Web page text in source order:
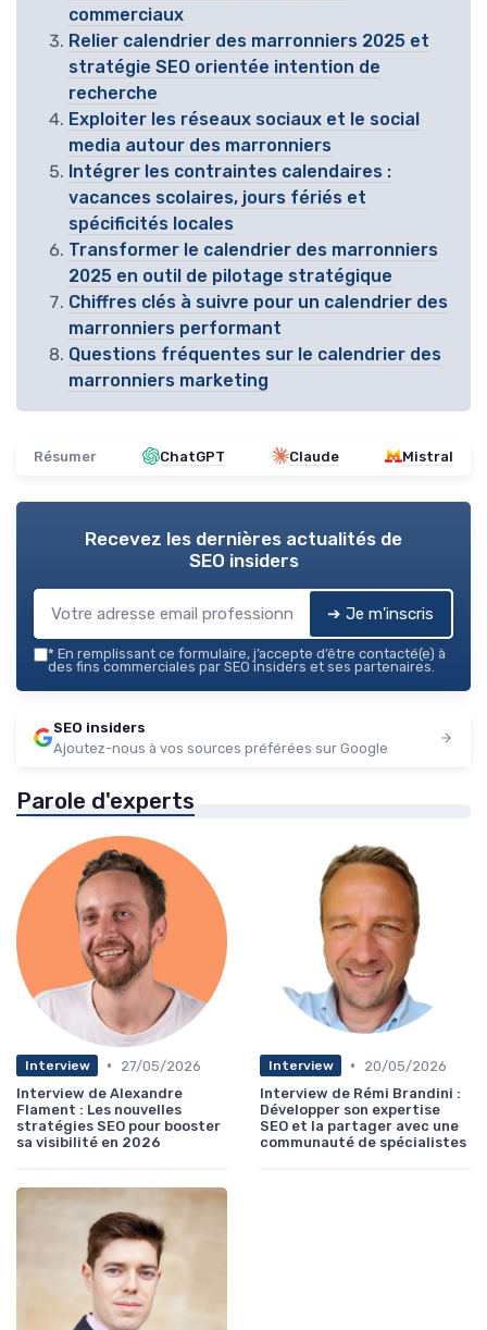
commerciaux
Relier calendrier des marronniers 2025 et
stratégie SEO orientée intention de
recherche
Exploiter les réseaux sociaux et le social
media autour des marronniers
Intégrer les contraintes calendaires :
vacances scolaires, jours fériés et
spécificités locales
Transformer le calendrier des marronniers
2025 en outil de pilotage stratégique
Chiffres clés à suivre pour un calendrier des
marronniers performant
Questions fréquentes sur le calendrier des
marronniers marketing
Résumer ChatGPT Claude Mistral
Recevez les dernières actualités de
SEO insiders
➔ Je m'inscris
* En remplissant ce formulaire, j’accepte d’être contacté(e) à
des fins commerciales par SEO insiders et ses partenaires.
SEO insiders
Ajoutez-nous à vos sources préférées sur Google
Parole d'experts
Interview •
27/05/2026
Interview de Alexandre
Flament : Les nouvelles
stratégies SEO pour booster
sa visibilité en 2026
Interview •
20/05/2026
Interview de Rémi Brandini :
Développer son expertise
SEO et la partager avec une
communauté de spécialistes